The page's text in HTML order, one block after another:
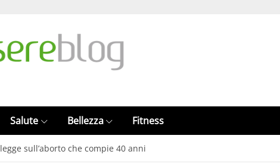
Salute Bellezza Fitness
sull’aborto che compie 40 anni